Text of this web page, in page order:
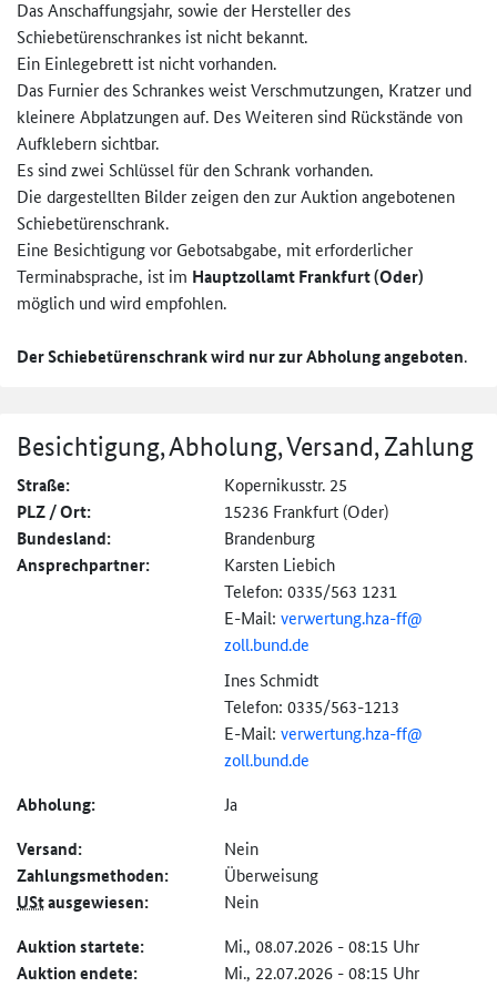
Das Anschaffungsjahr, sowie der Hersteller des
Schiebetürenschrankes ist nicht bekannt.
Ein Einlegebrett ist nicht vorhanden.
Das Furnier des Schrankes weist Verschmutzungen, Kratzer und
kleinere Abplatzungen auf. Des Weiteren sind Rückstände von
Aufklebern sichtbar.
Es sind zwei Schlüssel für den Schrank vorhanden.
Die dargestellten Bilder zeigen den zur Auktion angebotenen
Schiebetürenschrank.
Eine Besichtigung vor Gebotsabgabe, mit erforderlicher
Terminabsprache, ist im Hauptzollamt Frankfurt (Oder)
möglich und wird empfohlen.
Der Schiebetürenschrank wird nur zur Abholung angeboten.
Besichtigung, Abholung, Versand, Zahlung
Straße: Kopernikusstr. 25
PLZ / Ort: 15236 Frankfurt (Oder)
Bundesland: Brandenburg
Ansprechpartner:
Karsten Liebich
Telefon: 0335/563 1231
E-Mail: verwertung.hza-ff@
zoll.bund.de
Ines Schmidt
Telefon: 0335/563-1213
E-Mail: verwertung.hza-ff@
zoll.bund.de
Abholung: Ja
Versand: Nein
Zahlungs­methoden: Überweisung
UStausgewiesen: Nein
Auktion startete: Mi., 08.07.2026 - 08:15 Uhr
Auktion endete: Mi., 22.07.2026 - 08:15 Uhr